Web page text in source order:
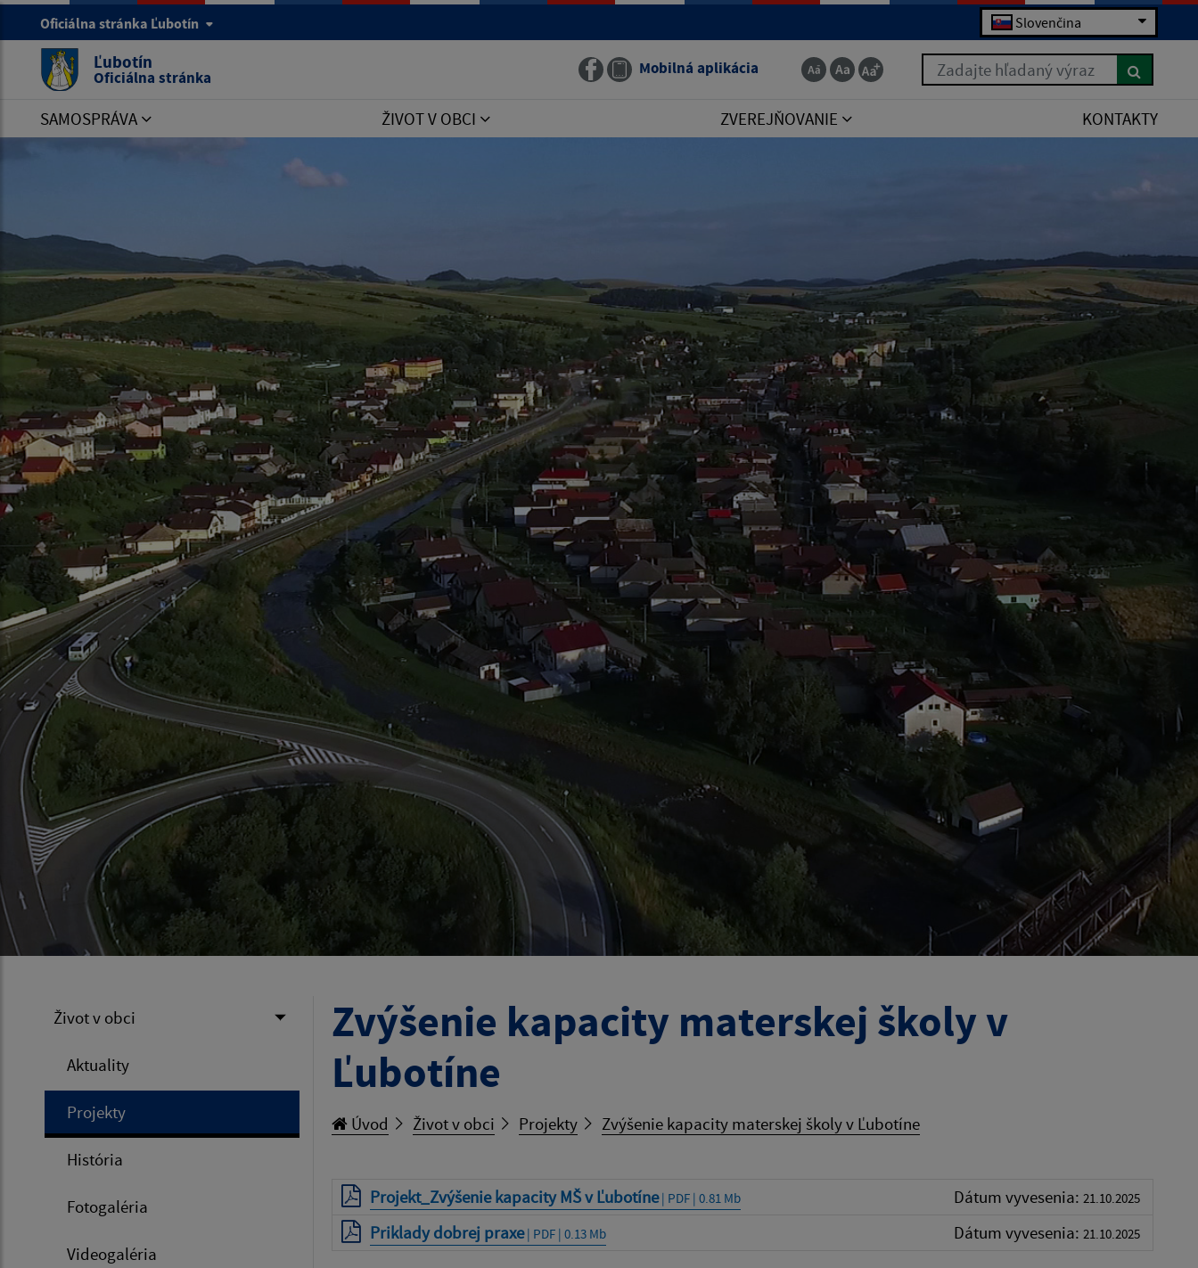
Oficiálna stránka Ľubotín Slovenčina
Ľubotín
Oficiálna stránka Mobilná aplikácia Zadajte hľadaný výraz
SAMOSPRÁVA ŽIVOT V OBCI ZVEREJŇOVANIE KONTAKTY
Život v obci
Aktuality
Projekty
História
Fotogaléria
Videogaléria
Zvýšenie kapacity materskej školy v
Ľubotíne
Úvod Život v obci Projekty Zvýšenie kapacity materskej školy v Ľubotíne
Projekt_Zvýšenie kapacity MŠ v Ľubotíne| PDF | 0.81 Mb Dátum vyvesenia: 21.10.2025
Priklady dobrej praxe| PDF | 0.13 Mb Dátum vyvesenia: 21.10.2025